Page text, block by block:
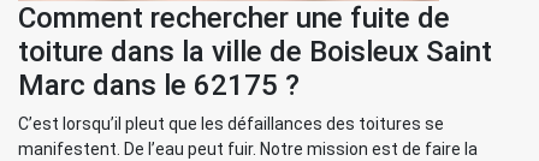
Comment rechercher une fuite de
toiture dans la ville de Boisleux Saint
Marc dans le 62175 ?
C’est lorsqu’il pleut que les défaillances des toitures se
manifestent. De l’eau peut fuir. Notre mission est de faire la